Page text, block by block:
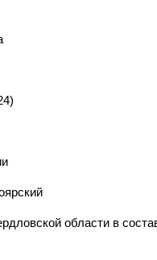
области в